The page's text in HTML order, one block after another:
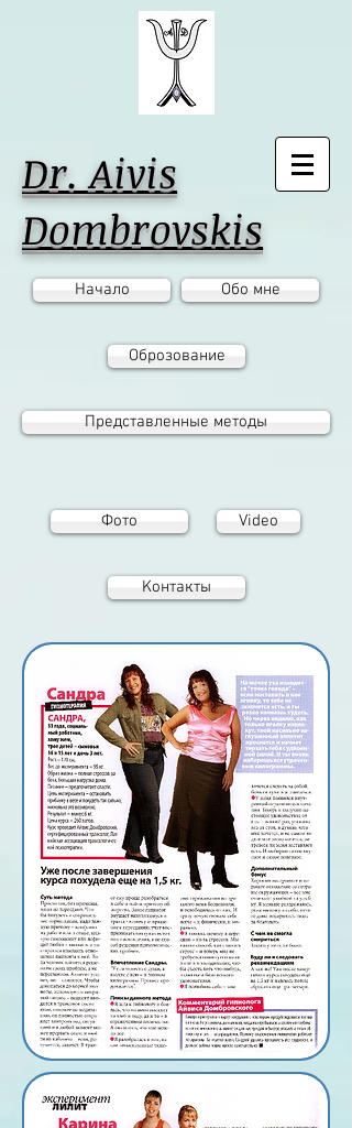
Dr. Aivis
Dombrovskis
Начало Обо мне
Оброзование
Представленные методы
Фото Video
Koнтакты